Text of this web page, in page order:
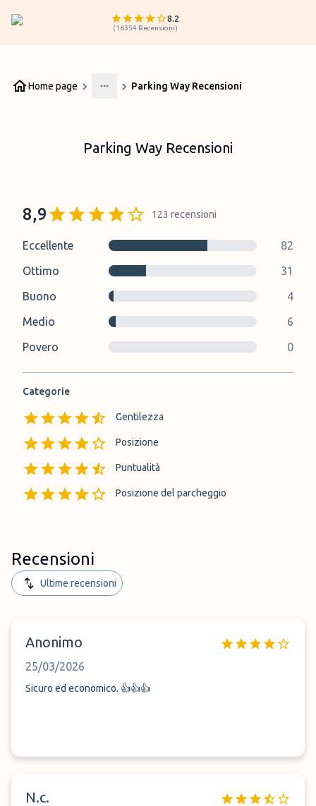
8.2
(16354 Recensioni)
Home page
More
Parking Way Recensioni
Parking Way Recensioni
8,9 123 recensioni
Eccellente
82
Ottimo
31
Buono
4
Medio
6
Povero
0
Categorie
Gentilezza
Posizione
Puntualità
Posizione del parcheggio
Recensioni
Ultime recensioni
Anonimo
25/03/2026
Sicuro ed economico. 👍👍👍
N.c.